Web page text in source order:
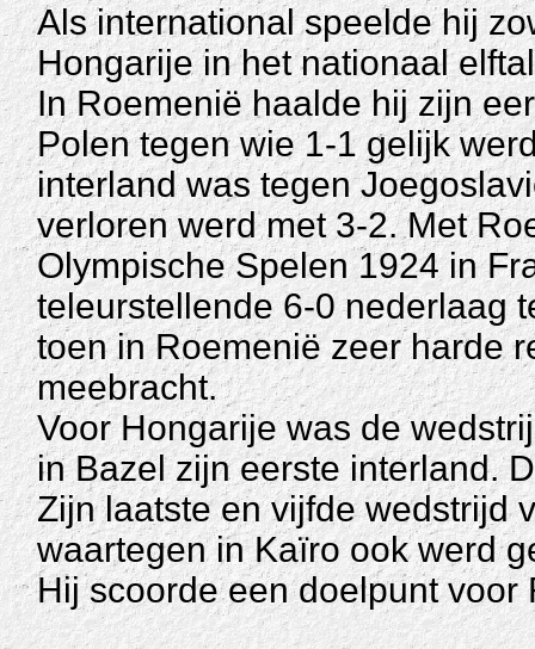
Als international speelde hij
Hongarije in het nationaal
In Roemenië haalde hij zijn
Polen tegen wie 1-1 gelijk
interland was tegen
verloren werd met 3-2. Met
Olympische Spelen 1924 in
teleurstellende 6-0 nederlaag
toen in Roemenië zeer harde
meebracht.
Voor Hongarije was de
in Bazel zijn eerste interland.
Zijn laatste en vijfde wedstrijd
waartegen in Kaïro ook werd
Hij scoorde een doelpunt